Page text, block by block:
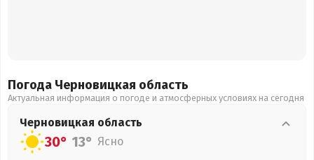
Погода Черновицкая область
Актуальная информация о погоде и атмосферных условиях на сегодня
Черновицкая область
30° 13° Ясно